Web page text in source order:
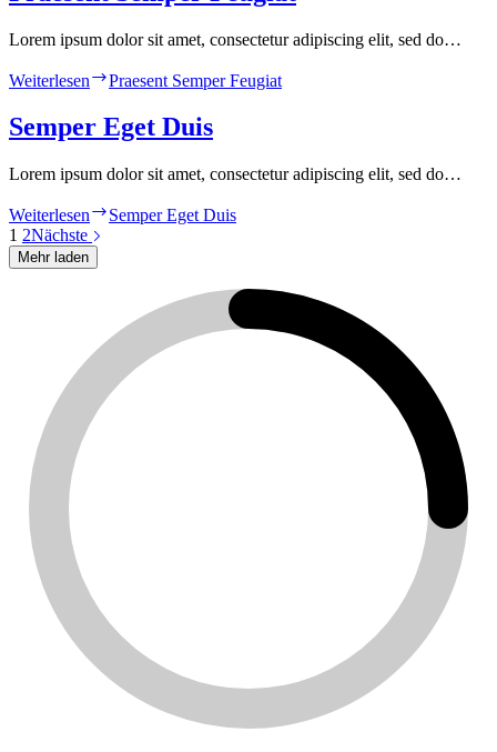
Lorem ipsum dolor sit amet, consectetur adipiscing elit, sed do…
Weiterlesen Praesent Semper Feugiat
Semper Eget Duis
Lorem ipsum dolor sit amet, consectetur adipiscing elit, sed do…
Weiterlesen
Semper Eget Duis
1 2Nächste
Mehr laden